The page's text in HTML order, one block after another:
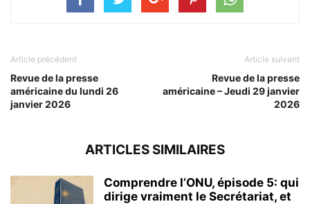
Article précédent
Revue de la presse
américaine du lundi 26
janvier 2026
Article suivant
Revue de la presse
américaine – Jeudi 29 janvier
2026
ARTICLES SIMILAIRES
Comprendre l’ONU, épisode 5: qui
dirige vraiment le Secrétariat, et